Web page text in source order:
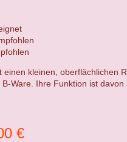
€
einen kleinen, oberflächlichen
Ware. Ihre Funktion ist davon